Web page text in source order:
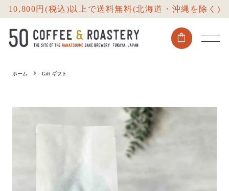
10,800円(税込)以上で送料無料(北海道・沖縄を除く)
shopping_bag
ホーム Gift ギフト